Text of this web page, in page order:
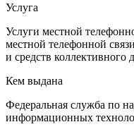
Услуга
Услуги местной
местной телефонной
и средств коллективного
Кем выдана
Федеральная служба по
информационных